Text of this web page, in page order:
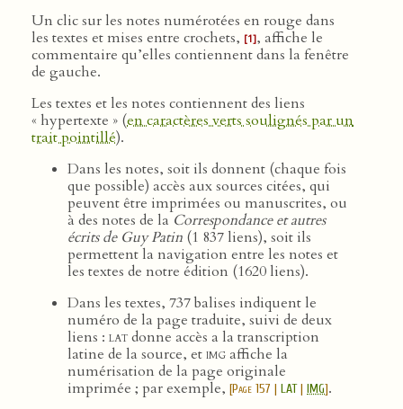
Un clic sur les notes numérotées en rouge dans
les textes et mises entre crochets, [1], affiche le
commentaire qu’elles contiennent dans la fenêtre
de gauche.
Les textes et les notes contiennent des liens
« hypertexte » (en caractères verts soulignés par un
trait pointillé).
Dans les notes, soit ils donnent (chaque fois
que possible) accès aux sources citées, qui
peuvent être imprimées ou manuscrites, ou
à des notes de la Correspondance et autres
écrits de Guy Patin (1 837 liens), soit ils
permettent la navigation entre les notes et
les textes de notre édition (1620 liens).
Dans les textes, 737 balises indiquent le
numéro de la page traduite, suivi de deux
liens : latdonne accès a la transcription
latine de la source, etimgaffiche la
numérisation de la page originale
imprimée ; par exemple, [Page 157 | LAT| IMG].